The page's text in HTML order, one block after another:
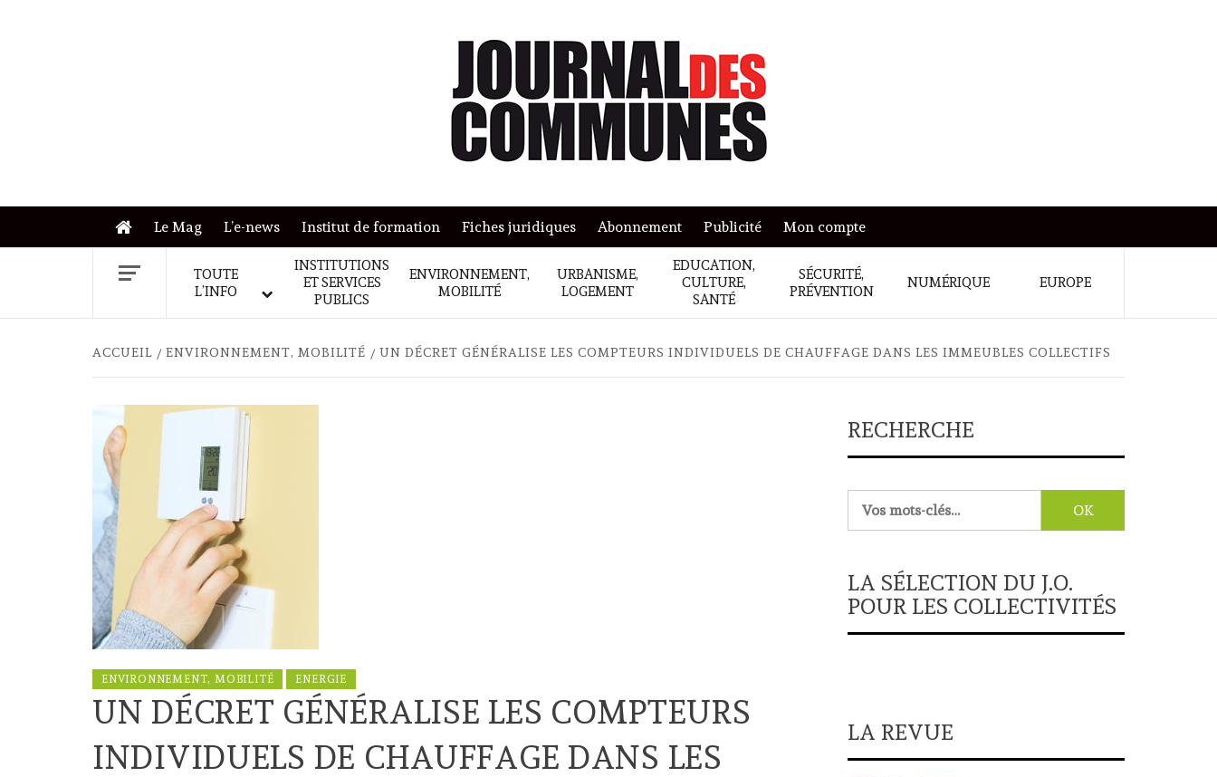
Le Mag L’e-news Institut de formation Fiches juridiques Abonnement Publicité Mon compte
TOUTE
L’INFO
INSTITUTIONS
ET SERVICES
PUBLICS
ENVIRONNEMENT,
MOBILITÉ
URBANISME,
LOGEMENT
EDUCATION,
CULTURE,
SANTÉ
SÉCURITÉ,
PRÉVENTION
NUMÉRIQUE EUROPE
ACCUEIL ENVIRONNEMENT, MOBILITÉ UN DÉCRET GÉNÉRALISE LES COMPTEURS INDIVIDUELS DE CHAUFFAGE DANS LES IMMEUBLES COLLECTIFS
ENVIRONNEMENT, MOBILITÉ ENERGIE
UN DÉCRET GÉNÉRALISE LES COMPTEURS
INDIVIDUELS DE CHAUFFAGE DANS LES
RECHERCHE
LA SÉLECTION DU J.O.
POUR LES COLLECTIVITÉS
LA REVUE